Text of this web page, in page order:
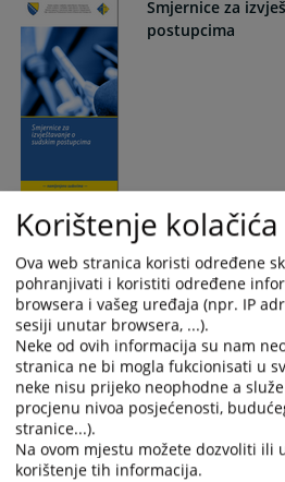
Smjernice za
postupcima
Smjernice za
za stranke
Šta vidite -
Korištenje kolačića
Ova web stranica koristi određene
pohranjivati i koristiti određene
browsera i vašeg uređaja (npr. IP
sesiji unutar browsera, ...).
Neke od ovih informacija su nam
stranica ne bi mogla fukcionisati u
neke nisu prijeko neophodne a
procjenu nivoa posjećenosti,
stranice...).
Na ovom mjestu možete dozvoliti ili
korištenje tih informacija.